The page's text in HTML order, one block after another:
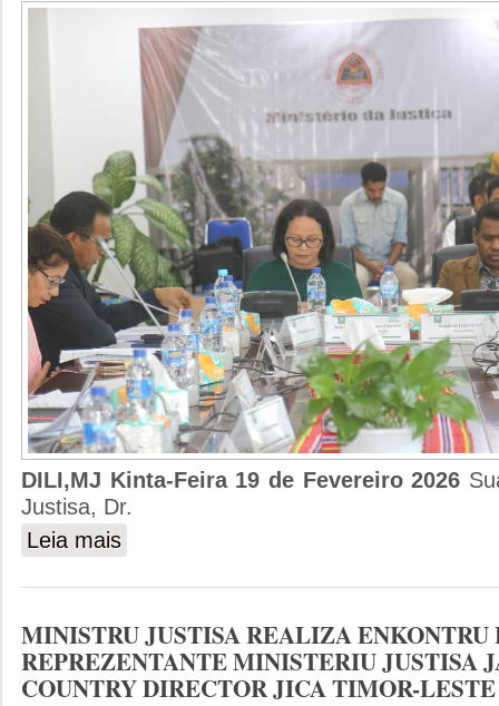
DILI,MJ Kinta-Feira 19 de Fevereiro 2026
Justisa, Dr.
Leia mais
MINISTRU JUSTISA REALIZA ENKONTRU
REPREZENTANTE MINISTERIU JUSTISA
COUNTRY DIRECTOR JICA TIMOR-LESTE